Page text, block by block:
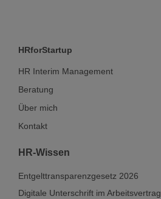
HRforStartup
HR Interim Management
Beratung
Über mich
Kontakt
HR-Wissen
Entgelttransparenzgesetz 2026
Digitale Unterschrift im Arbeitsvertrag